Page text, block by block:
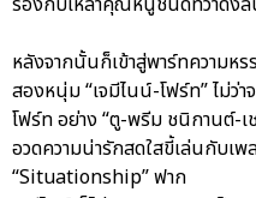
หลังจากนั้นก็เข้าสู่พาร์ทความห
สองหนุ่ม “เจมีไนน์-โฟร์ท” ไม่ว่
โฟร์ท อย่าง “ตู-พรีม ชนิกานต์
อวดความน่ารักสดใสขี้เล่นกับเพ
“Situationship” ฟาก